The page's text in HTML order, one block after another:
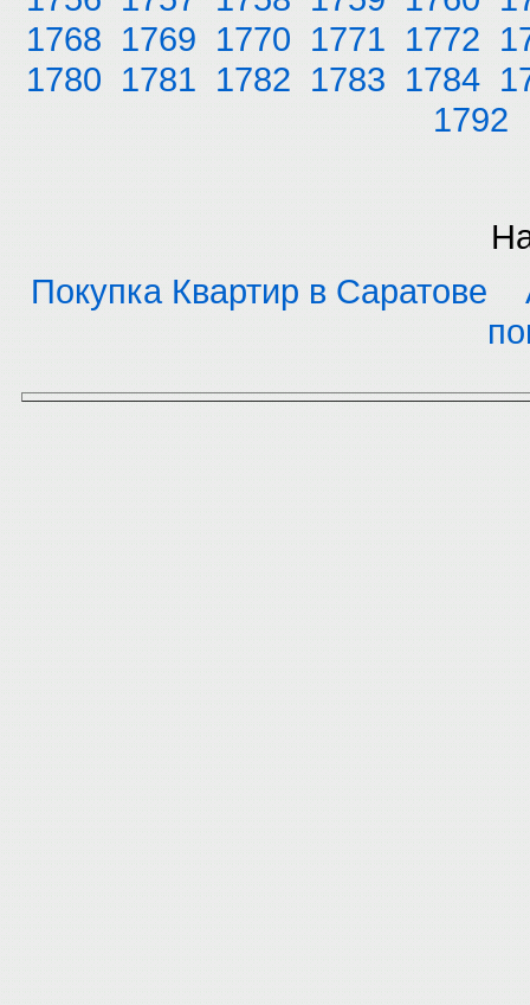
1768 1769 1770 1771 1772
1780 1781 1782 1783 1784
1792
Покупка Квартир в Саратове